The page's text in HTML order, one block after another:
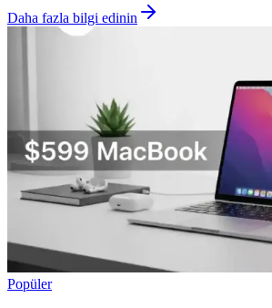
Daha fazla bilgi edinin
Popüler